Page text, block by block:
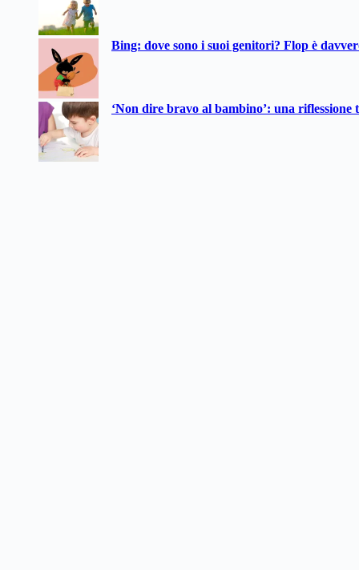
Bing: dove sono i suoi genitori? Flop è
‘Non dire bravo al bambino’: una